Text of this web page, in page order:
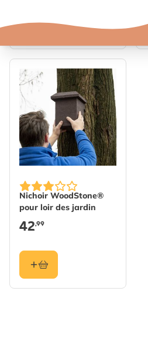
Nichoir WoodStone®
pour loir des jardin
42,99